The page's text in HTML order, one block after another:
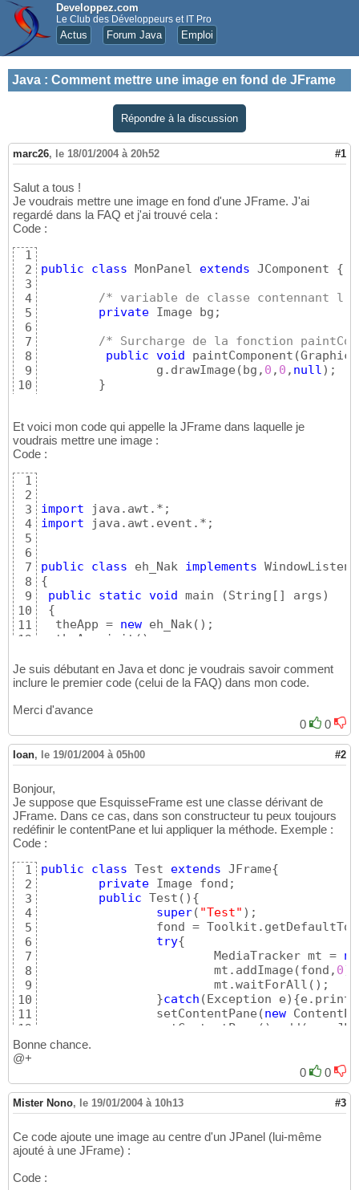
Developpez.com
Le Club des Développeurs et IT Pro
Actus Forum Java Emploi
Java : Comment mettre une image en fond de JFrame
Répondre à la discussion
marc26, le 18/01/2004 à 20h52 #1
Salut a tous !
Je voudrais mettre une image en fond d'une JFrame. J'ai
regardé dans la FAQ et j'ai trouvé cela :
Code :
1
2
3
4
5
6
7
8
9
10
public class MonPanel extends JComponent {
/* variable de classe contennant
private Image bg;
/* Surcharge de la fonction
public void paintComponent (
                g.drawImage
( bg, 0 , 0 , null) ;
}
Et voici mon code qui appelle la JFrame dans laquelle je
voudrais mettre une image :
Code :
1
2
3
4
5
6
7
8
9
10
11
12
14
15
17
19
20
21
22
23
24
25
26
28
29
30
31
32
33
34
35
36
37
38
39
40
41
43
44
45
46
47
48
49
import
import java.awt.event.*;
public class eh_Nak implements
{
public
static void main (String [ ] args)
{
  theApp =
new eh_Nak( ) ;
  theApp.init
( )
}
public
   window =
new EsquisseFrame("titre");
   Toolkit leKit = window.getToolkit
();
   Dimension wndSize = leKit.getScreenSize
  window.setBounds
((wndSize.width/
wndSize.width,
  window.setVisible
(true)
windowClosing
windowOpened ( WindowEvent e
}
public
WindowEvent e
public void windowActivated(WindowEvent e)
public
void windowDeactivated WindowEvent e
private static EsquisseFrame window;
private
static
Je suis débutant en Java et donc je voudrais savoir comment
inclure le premier code (celui de la FAQ) dans mon code.
Merci d'avance
0
0
Ioan, le 19/01/2004 à 05h00 #2
Bonjour,
Je suppose que EsquisseFrame est une classe dérivant de
JFrame. Dans ce cas, dans son constructeur tu peux toujours
redéfinir le contentPane et lui appliquer la méthode. Exemple :
Code :
1
2
3
4
5
6
7
8
9
10
11
12
13
14
16
17
18
19
20
21
22
public class Test extends JFrame{
private Image fond;
public Test ( ) {
super( "Test" ) ;
fond =
try{
			MediaTracker mt =
			mt.addImage
(fond, 0)
			mt.waitForAll
( ) ;
}catch ( Exception e) {
		setContentPane
(new
		getContentPane
( ) .add (
private class ContentPane extends
private
public ContentPane(Image
void paintComponent
}
public
}
Bonne chance.
@+
0
0
Mister Nono, le 19/01/2004 à 10h13 #3
Ce code ajoute une image au centre d'un JPanel (lui-même
ajouté à une JFrame) :
Code :